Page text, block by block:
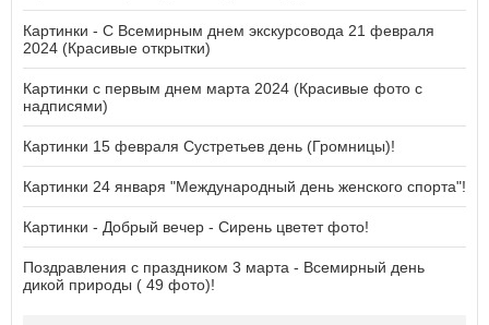
Картинки - С Всемирным днем экскурсовода 21 февраля
2024 (Красивые открытки)
Картинки с первым днем марта 2024 (Красивые фото с
надписями)
Картинки 15 февраля Сустретьев день (Громницы)!
Картинки 24 января "Международный день женского спорта"!
Картинки - Добрый вечер - Сирень цветет фото!
Поздравления с праздником 3 марта - Всемирный день
дикой природы ( 49 фото)!